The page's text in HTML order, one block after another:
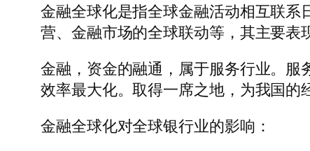
金融全球化是指全球金融活动相互联
营、金融市场的全球联动等，其主要表
金融，资金的融通，属于服务行业。
效率最大化。取得一席之地，为我国的
金融全球化对全球银行业的影响：